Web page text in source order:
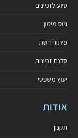
סיוע לזכיינים
גיוס מימון
פיתוח רשת
סדנת זכיינות
יעוץ משפטי
אודות
תקנון